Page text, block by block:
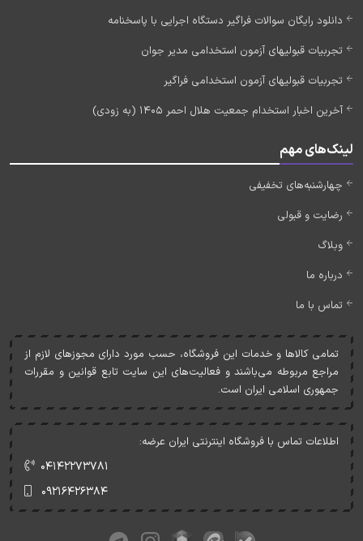
دانلود رایگان سوالات فراگیر دستگاه اجرایی با پاسخنامه
تجربیات قبولیهای آزمون استخدامی مدیر جوان
تجربیات قبولیهای آزمون استخدامی فراگیر
آخرین اخبار استخدام جمعیت هلال احمر 1405 (به زودی)
لینک‌های مهم
چهارشنبه‌های تخفیفی
رضایت و قبولی
وبلاگ
درباره ما
تماس با ما
تمامی کالاها و خدمات اين فروشگاه، حسب مورد دارای مجوزهای لازم از
مراجع مربوطه می‌باشند و فعاليت‌های اين سايت تابع قوانين و مقررات
جمهوری اسلامی ايران است.
اطلاعات تماس با فروشگاه اینترنتی ایران عرضه:
۰۴۱۴۲۲۷۳۷۸۱
۰۹۲۱۶۴۲۶۳۸۴